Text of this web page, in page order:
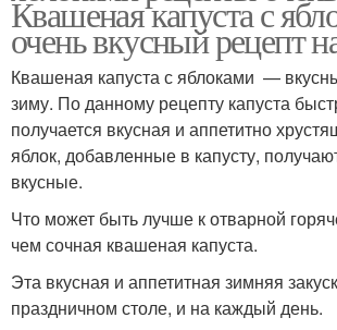
Квашеная капуста с
очень вкусный рецепт
Квашеная капуста с яблоками —
зиму. По данному рецепту капуста
получается вкусная и аппетитно
яблок, добавленные в капусту,
вкусные.
Что может быть лучше к отварной
чем сочная квашеная капуста.
Эта вкусная и аппетитная зимняя
праздничном столе, и на каждый день.